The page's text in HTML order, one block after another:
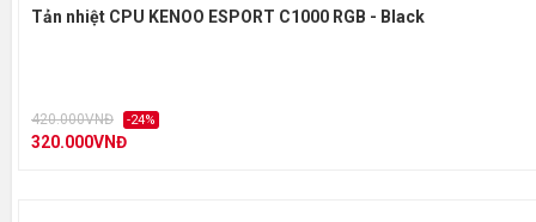
Tản nhiệt CPU KENOO ESPORT C1000 RGB - Black
420.000VNĐ -24%
320.000VNĐ